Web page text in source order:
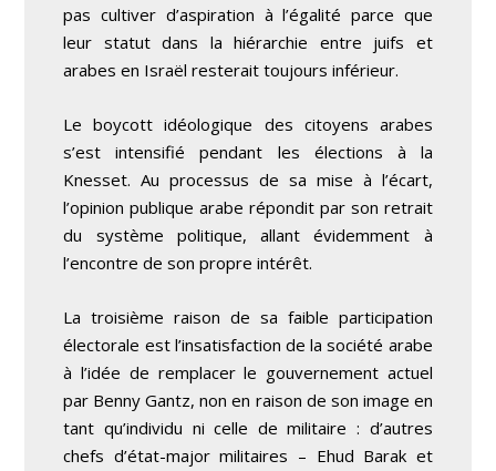
pas cultiver d’aspiration à l’égalité parce que
leur statut dans la hiérarchie entre juifs et
arabes en Israël resterait toujours inférieur.
Le boycott idéologique des citoyens arabes
s’est intensifié pendant les élections à la
Knesset. Au processus de sa mise à l’écart,
l’opinion publique arabe répondit par son retrait
du système politique, allant évidemment à
l’encontre de son propre intérêt.
La troisième raison de sa faible participation
électorale est l’insatisfaction de la société arabe
à l’idée de remplacer le gouvernement actuel
par Benny Gantz, non en raison de son image en
tant qu’individu ni celle de militaire : d’autres
chefs d’état-major militaires – Ehud Barak et